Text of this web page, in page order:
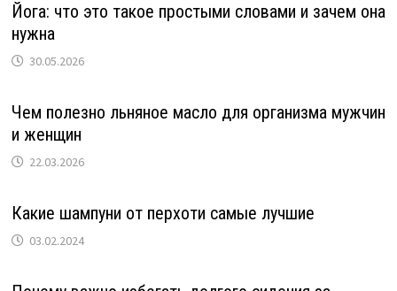
Йога: что это такое простыми словами и зачем она
нужна
30.05.2026
Чем полезно льняное масло для организма мужчин
и женщин
22.03.2026
Какие шампуни от перхоти самые лучшие
03.02.2024